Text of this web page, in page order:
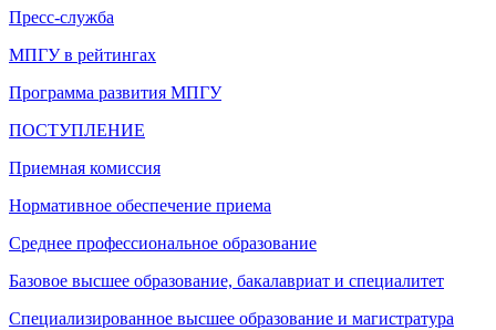
Пресс-служба
МПГУ в рейтингах
Программа развития МПГУ
ПОСТУПЛЕНИЕ
Приемная комиссия
Нормативное обеспечение приема
Среднее профессиональное образование
Базовое высшее образование, бакалавриат и специалитет
Специализированное высшее образование и магистратура